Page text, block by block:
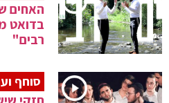
האחים
בדואט
רבים"
סוחף